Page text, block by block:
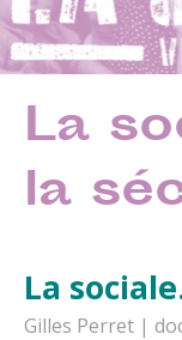
La
la
La
Gilles Perret |